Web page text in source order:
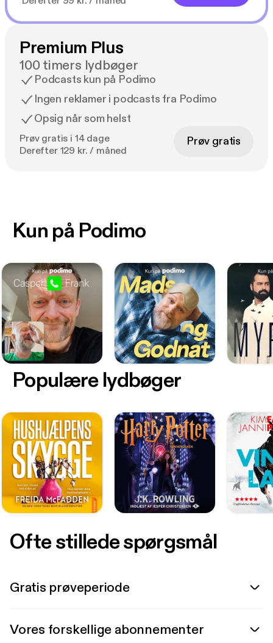
Premium Plus
100 timers lydbøger
Podcasts kun på Podimo
Ingen reklamer i podcasts fra Podimo
Opsig når som helst
Prøv gratis i 14 dage
Derefter 129 kr. / måned
Prøv gratis
Kun på Podimo
Populære lydbøger
Ofte stillede spørgsmål
Gratis prøveperiode
Vores forskellige abonnementer